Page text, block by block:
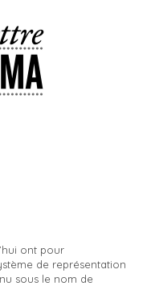
ont pour
de représentation
sous le nom de